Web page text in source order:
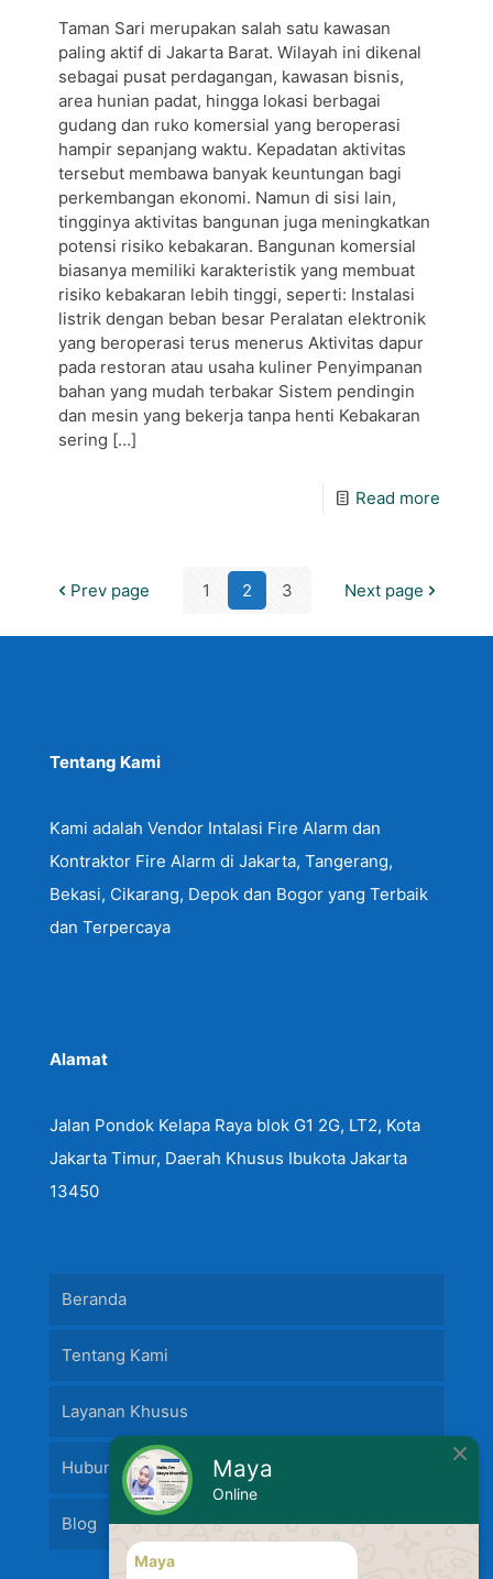
Taman Sari merupakan salah satu kawasan
paling aktif di Jakarta Barat. Wilayah ini dikenal
sebagai pusat perdagangan, kawasan bisnis,
area hunian padat, hingga lokasi berbagai
gudang dan ruko komersial yang beroperasi
hampir sepanjang waktu. Kepadatan aktivitas
tersebut membawa banyak keuntungan bagi
perkembangan ekonomi. Namun di sisi lain,
tingginya aktivitas bangunan juga meningkatkan
potensi risiko kebakaran. Bangunan komersial
biasanya memiliki karakteristik yang membuat
risiko kebakaran lebih tinggi, seperti: Instalasi
listrik dengan beban besar Peralatan elektronik
yang beroperasi terus menerus Aktivitas dapur
pada restoran atau usaha kuliner Penyimpanan
bahan yang mudah terbakar Sistem pendingin
dan mesin yang bekerja tanpa henti Kebakaran
sering […]
Read more
Prev page 1 2 3 Next page
Tentang Kami
Kami adalah Vendor Intalasi Fire Alarm dan
Kontraktor Fire Alarm di Jakarta, Tangerang,
Bekasi, Cikarang, Depok dan Bogor yang Terbaik
dan Terpercaya
Alamat
Jalan Pondok Kelapa Raya blok G1 2G, LT2, Kota
Jakarta Timur, Daerah Khusus Ibukota Jakarta
13450
Beranda
Tentang Kami
Layanan Khusus
Hubungi Kami
Blog
Maya
Online
Maya